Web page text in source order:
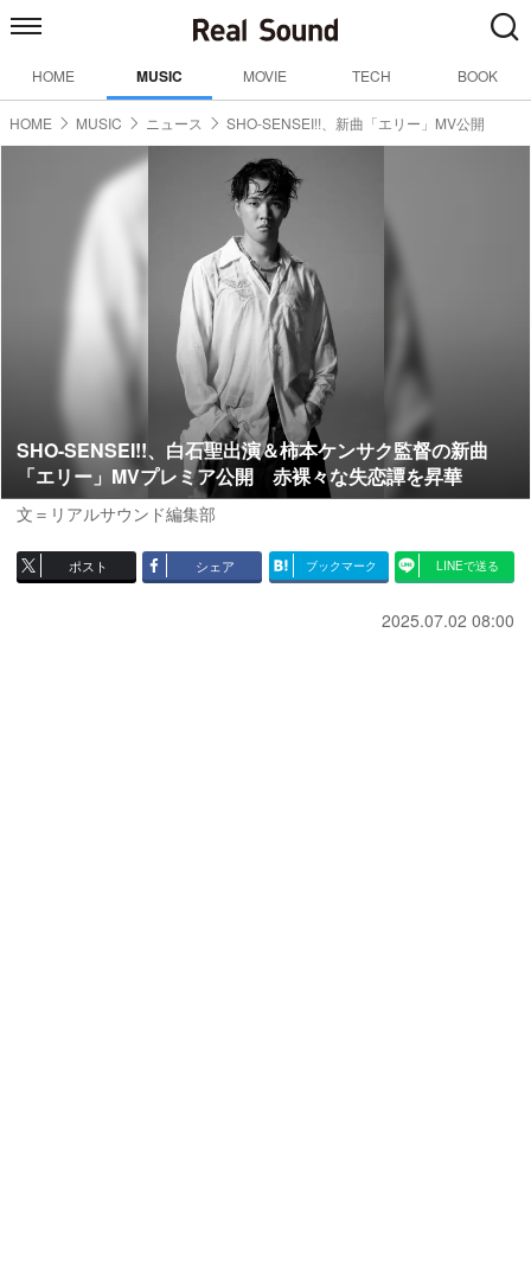
HOME MUSIC MOVIE TECH BOOK
HOME MUSIC ニュース SHO-SENSEI!!、新曲「エリー」MV公開
SHO-SENSEI!!、白石聖出演＆柿本ケンサク監督の新曲
「エリー」MVプレミア公開 赤裸々な失恋譚を昇華
文＝リアルサウンド編集部
ポスト シェア ブックマーク LINEで送る
2025.07.02 08:00